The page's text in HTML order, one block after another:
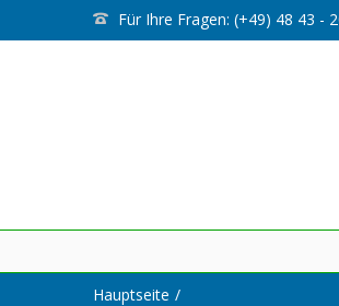
Für Ihre Fragen: (+49) 48 43 -
Hauptseite